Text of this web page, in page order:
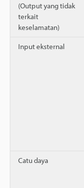
(Output yang tidak
terkait
keselamatan)
Input eksternal
Catu daya